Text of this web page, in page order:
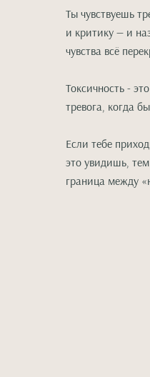
Ты чувствуешь
и критику — и
чувства всё
Токсичность -
тревога, когда
Если тебе
это увидишь,
граница между